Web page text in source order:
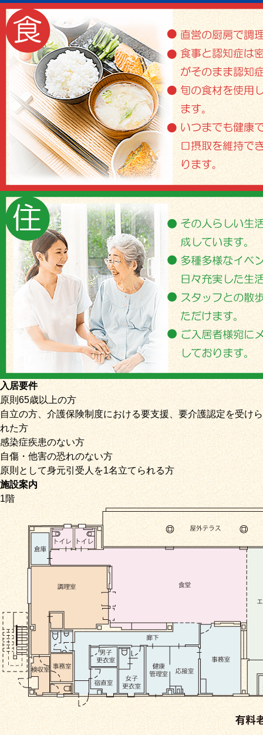
入居要件
原則65歳以上の方
自立の方、介護保険制度における要支援、要介護認定を受けら
れた方
感染症疾患のない方
自傷・他害の恐れのない方
原則として身元引受人を1名立てられる方
施設案内
1階